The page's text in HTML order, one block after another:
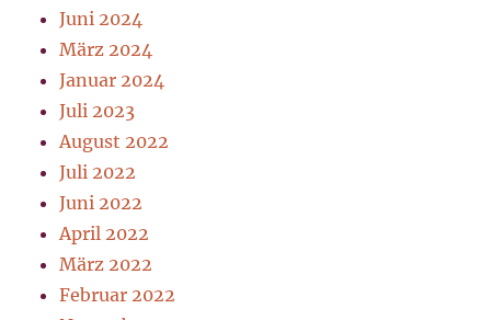
Juni 2024
März 2024
Januar 2024
Juli 2023
August 2022
Juli 2022
Juni 2022
April 2022
März 2022
Februar 2022